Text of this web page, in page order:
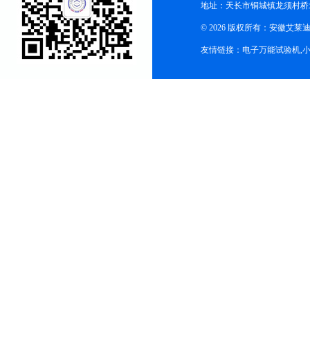
地址：天长市铜城镇龙须村
© 2026 版权所有：安徽艾莱
友情链接： 电子万能试验机,